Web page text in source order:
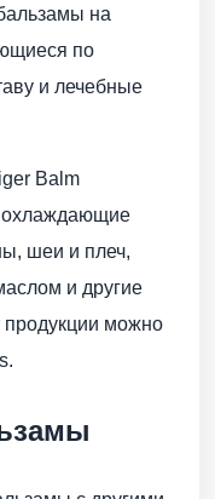
на
по
и лечебные
Balm
охлаждающие
шеи и плеч,
и другие
можно